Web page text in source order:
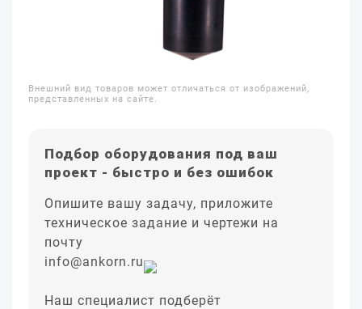
Внешний вид товаров может отличаться от изображений,
представленных на сайте.
Подбор оборудования под ваш
проект - быстро и без ошибок
Опишите вашу задачу, приложите
техническое задание и чертежи на
почту
info@ankorn.ru
Наш специалист подберёт